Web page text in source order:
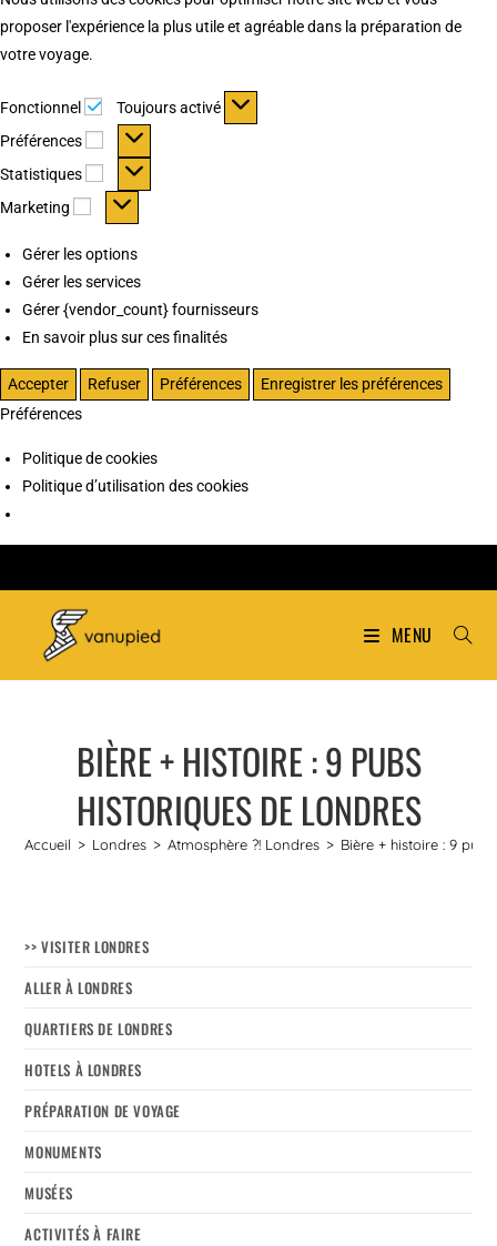
proposer l'expérience la plus utile et agréable dans la préparation de
votre voyage.
Fonctionnel Fonctionnel
Toujours activé
Préférences
Préférences
Statistiques Statistiques
Marketing Marketing
Gérer les options
Gérer les services
Gérer {vendor_count} fournisseurs
En savoir plus sur ces finalités
Accepter Refuser Préférences
Enregistrer les préférences
Préférences
Politique de cookies
Politique d’utilisation des cookies
MENU
BIÈRE + HISTOIRE : 9 PUBS
HISTORIQUES DE LONDRES
Accueil > Londres > Atmosphère ?! Londres > Bière + histoire : 9
>> VISITER LONDRES
ALLER À LONDRES
QUARTIERS DE LONDRES
HOTELS À LONDRES
PRÉPARATION DE VOYAGE
MONUMENTS
MUSÉES
ACTIVITÉS À FAIRE